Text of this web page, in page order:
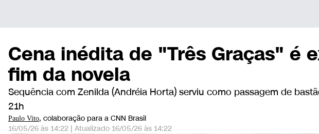
Cena inédita de "Três Graças" é
fim da novela
Sequência com Zenilda (Andréia Horta) serviu como passagem de
21h
Paulo Vito, colaboração para a CNN Brasil
16/05/26 às 14:22 | Atualizado 16/05/26 às 14:22